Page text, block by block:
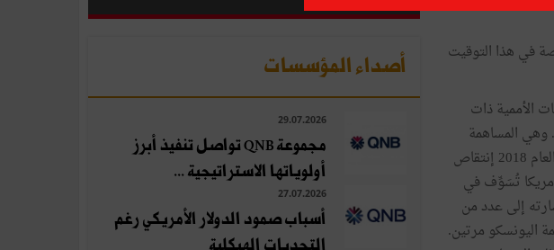
في هذا التوقيت
الأممية ذات
وهي المساهمة
المقدرة ب611 مليون دولار. أي 22 بالمائة من ميزانية المنتظم الأممي. ثم مالبث الرئيس ترمب أن قرر في العام 2018 إنتقاص
أمريكا تُسَوِّف في
إشارته إلى عدد من
اليونسكو مرتين.
أصداء المؤسسات
29.07.2026
مجموعة QNB تواصل تنفيذ أبرز
أولوياتها الاستراتيجية ...
27.07.2026
أسباب صمود الدولار الأمريكي رغم
التحديات الهيكلية